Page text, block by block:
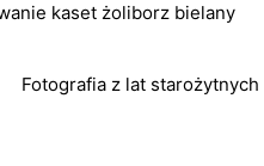
kaset żoliborz bielany
Fotografia z lat starożytnych